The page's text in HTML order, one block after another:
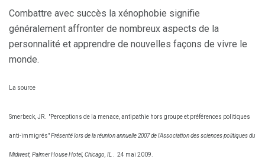
Combattre avec succès la xénophobie signifie
généralement affronter de nombreux aspects de la
personnalité et apprendre de nouvelles façons de vivre le
monde.
La source
Smerbeck, JR. "Perceptions de la menace, antipathie hors groupe et préférences politiques
anti-immigrés"Présenté lors de la réunion annuelle 2007 de l'Association des sciences politiques du
Midwest, Palmer House Hotel, Chicago, IL 24 mai 2009.